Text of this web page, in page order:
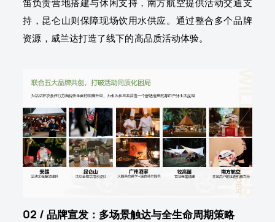
笛负责营地搭建与休闲支持，南方航空提供活动交通支
持，昆仑山则保障现场饮用水供应。通过整合多个品牌
资源，威兰达打造了线下的高品质活动体验。
02 / 品牌宣发：多场景触达与全生命周期策略